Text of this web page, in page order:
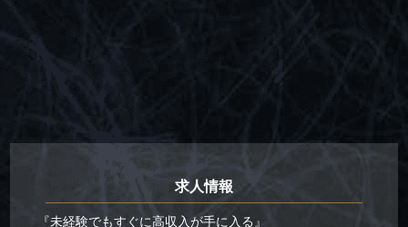
求人情報
『未経験でもすぐに高収入が手に入る』